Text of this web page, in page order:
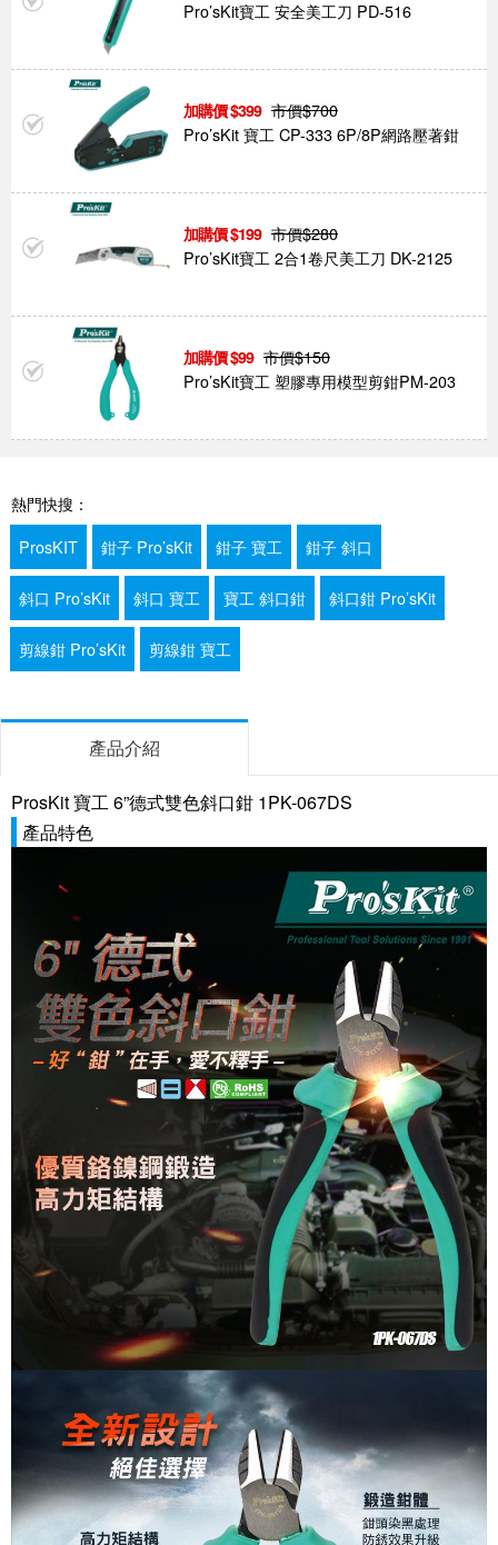
Pro’sKit寶工 安全美工刀 PD-516
399 市價$700
Pro’sKit 寶工 CP-333 6P/8P網路壓著鉗
199 市價$280
Pro’sKit寶工 2合1卷尺美工刀 DK-2125
99 市價$150
Pro’sKit寶工 塑膠專用模型剪鉗PM-203
熱門快搜：
ProsKIT
鉗子 Pro’sKit 鉗子 寶工 鉗子 斜口
斜口 Pro’sKit 斜口 寶工 寶工 斜口鉗 斜口鉗 Pro’sKit
剪線鉗 Pro’sKit 剪線鉗 寶工
產品介紹
ProsKit 寶工 6”德式雙色斜口鉗 1PK-067DS
產品特色